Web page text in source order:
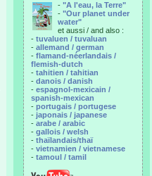
- "A l'eau, la Terre"
- "Our planet under
water"
et aussi / and also :
- tuvaluen / tuvaluan
- allemand / german
- flamand-néerlandais /
flemish-dutch
- tahitien / tahitian
- danois / danish
- espagnol-mexicain /
spanish-mexican
- portugais / portugese
- japonais / japanese
- arabe / arabic
- gallois / welsh
- thaïlandais/thaï
- vietnamien / vietnamese
- tamoul / tamil